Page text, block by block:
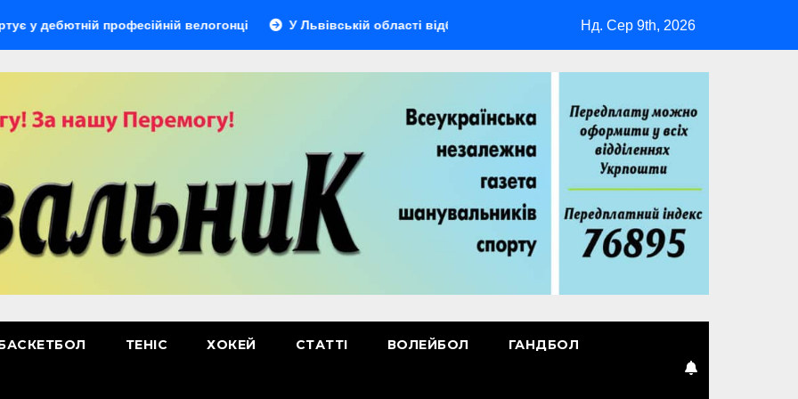
професійній велогонці У Львівській області відбудеться мультиспортивний табір ГАРТ 2026 – як долучитися
Нд. Сер 9th, 2026
ТЕНІС ХОКЕЙ СТАТТІ ВОЛЕЙБОЛ ГАНДБОЛ